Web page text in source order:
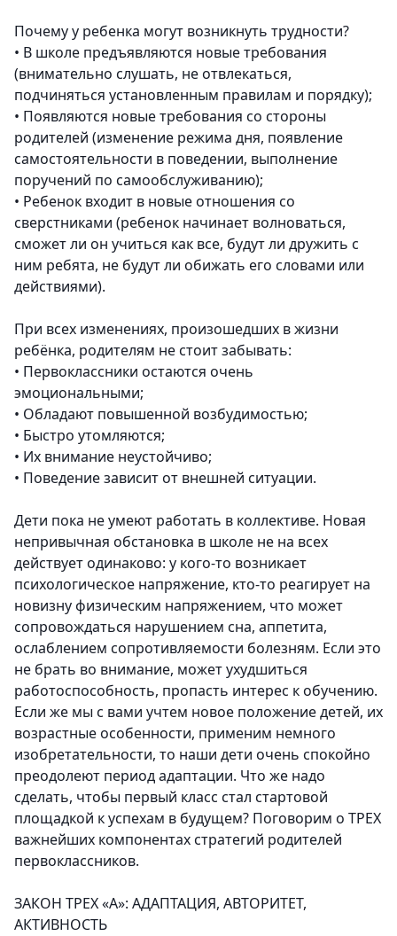
Почему у ребенка могут возникнуть трудности?
• В школе предъявляются новые требования
(внимательно слушать, не отвлекаться,
подчиняться установленным правилам и порядку);
• Появляются новые требования со стороны
родителей (изменение режима дня, появление
самостоятельности в поведении, выполнение
поручений по самообслуживанию);
• Ребенок входит в новые отношения со
сверстниками (ребенок начинает волноваться,
сможет ли он учиться как все, будут ли дружить с
ним ребята, не будут ли обижать его словами или
действиями).
При всех изменениях, произошедших в жизни
ребёнка, родителям не стоит забывать:
• Первоклассники остаются очень
эмоциональными;
• Обладают повышенной возбудимостью;
• Быстро утомляются;
• Их внимание неустойчиво;
• Поведение зависит от внешней ситуации.
Дети пока не умеют работать в коллективе. Новая
непривычная обстановка в школе не на всех
действует одинаково: у кого-то возникает
психологическое напряжение, кто-то реагирует на
новизну физическим напряжением, что может
сопровождаться нарушением сна, аппетита,
ослаблением сопротивляемости болезням. Если это
не брать во внимание, может ухудшиться
работоспособность, пропасть интерес к обучению.
Если же мы с вами учтем новое положение детей, их
возрастные особенности, применим немного
изобретательности, то наши дети очень спокойно
преодолеют период адаптации. Что же надо
сделать, чтобы первый класс стал стартовой
площадкой к успехам в будущем? Поговорим о ТРЕХ
важнейших компонентах стратегий родителей
первоклассников.
ЗАКОН ТРЕХ «А»: АДАПТАЦИЯ, АВТОРИТЕТ,
АКТИВНОСТЬ